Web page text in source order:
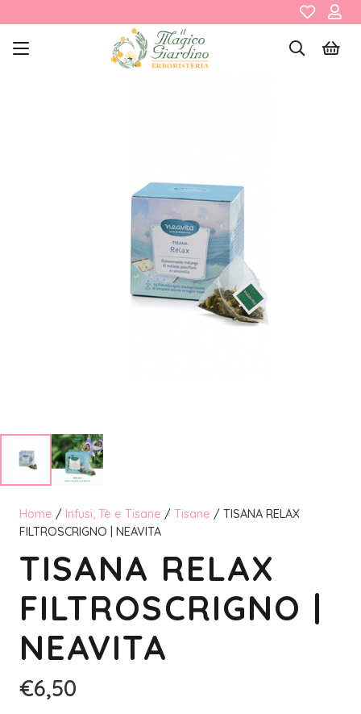
Home / Infusi, Tè e Tisane / Tisane / TISANA RELAX
FILTROSCRIGNO | NEAVITA
TISANA RELAX
FILTROSCRIGNO |
NEAVITA
€6,50